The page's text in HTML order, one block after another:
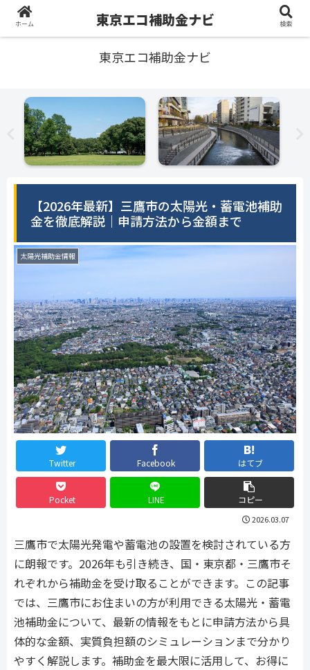
東京エコ補助金ナビ
【2026年最新】三鷹市の太陽光・蓄電池補助
金を徹底解説｜申請方法から金額まで
太陽光補助金情報
Twitter Facebook はてブ
Pocket LINE コピー
2026.03.07
三鷹市で太陽光発電や蓄電池の設置を検討されている方
に朗報です。2026年も引き続き、国・東京都・三鷹市そ
れぞれから補助金を受け取ることができます。この記事
では、三鷹市にお住まいの方が利用できる太陽光・蓄電
池補助金について、最新の情報をもとに申請方法から具
体的な金額、実質負担額のシミュレーションまで分かり
やすく解説します。補助金を最大限に活用して、お得に
ホーム 東京エコ補助金ナビ 検索